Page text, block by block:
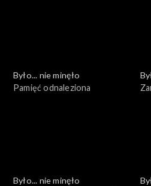
Było... nie minęło
Pamięć odnaleziona
Było... nie minęło